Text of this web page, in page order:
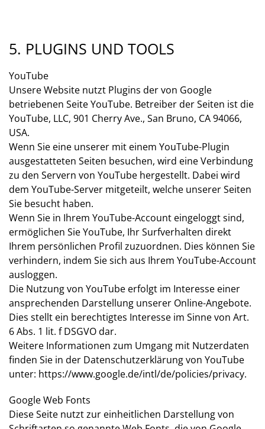
5. PLUGINS UND TOOLS
YouTube
Unsere Website nutzt Plugins der von Google
betriebenen Seite YouTube. Betreiber der Seiten ist die
YouTube, LLC, 901 Cherry Ave., San Bruno, CA 94066,
USA.
Wenn Sie eine unserer mit einem YouTube-Plugin
ausgestatteten Seiten besuchen, wird eine Verbindung
zu den Servern von YouTube hergestellt. Dabei wird
dem YouTube-Server mitgeteilt, welche unserer Seiten
Sie besucht haben.
Wenn Sie in Ihrem YouTube-Account eingeloggt sind,
ermöglichen Sie YouTube, Ihr Surfverhalten direkt
Ihrem persönlichen Profil zuzuordnen. Dies können Sie
verhindern, indem Sie sich aus Ihrem YouTube-Account
ausloggen.
Die Nutzung von YouTube erfolgt im Interesse einer
ansprechenden Darstellung unserer Online-Angebote.
Dies stellt ein berechtigtes Interesse im Sinne von Art.
6 Abs. 1 lit. f DSGVO dar.
Weitere Informationen zum Umgang mit Nutzerdaten
finden Sie in der Datenschutzerklärung von YouTube
unter: https://www.google.de/intl/de/policies/privacy.
Google Web Fonts
Diese Seite nutzt zur einheitlichen Darstellung von